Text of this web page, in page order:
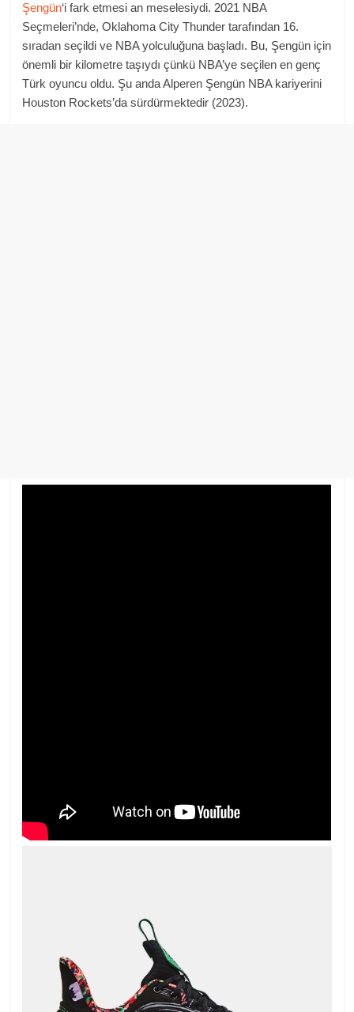
Şengün‘i fark etmesi an meselesiydi. 2021 NBA
Seçmeleri’nde, Oklahoma City Thunder tarafından 16.
sıradan seçildi ve NBA yolculuğuna başladı. Bu, Şengün için
önemli bir kilometre taşıydı çünkü NBA’ye seçilen en genç
Türk oyuncu oldu. Şu anda Alperen Şengün NBA kariyerini
Houston Rockets’da sürdürmektedir (2023).